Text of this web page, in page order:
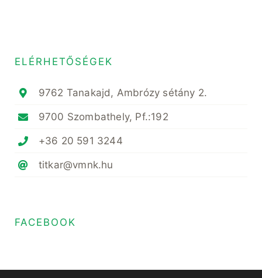
ELÉRHETŐSÉGEK
9762 Tanakajd, Ambrózy sétány 2.
9700 Szombathely, Pf.:192
+36 20 591 3244
titkar@vmnk.hu
FACEBOOK